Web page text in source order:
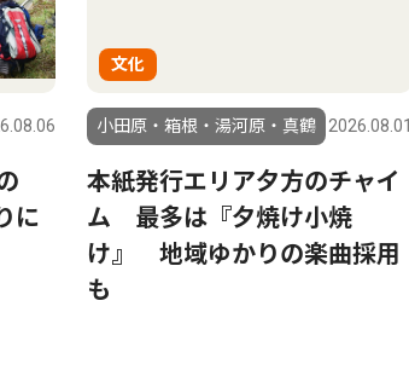
に
文化
小田原・箱根・湯河原・真鶴 2026.08.01
本紙発行エリア夕方のチャイ
ム 最多は『夕焼け小焼
け』 地域ゆかりの楽曲採用
も